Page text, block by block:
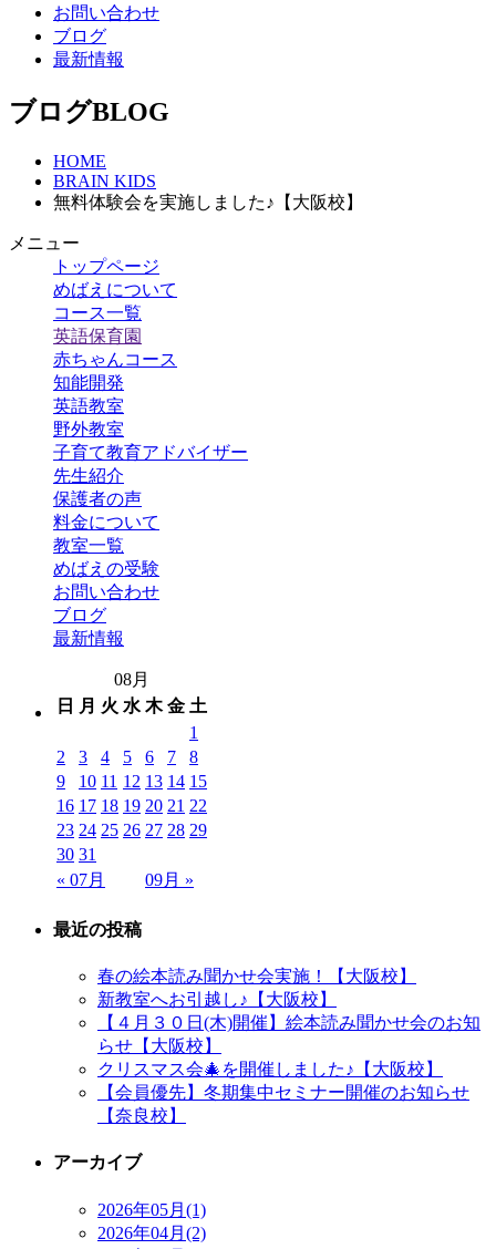
お問い合わせ
ブログ
最新情報
ブログBLOG
HOME
BRAIN KIDS
無料体験会を実施しました♪【大阪校】
メニュー
トップページ
めばえについて
コース一覧
英語保育園
赤ちゃんコース
知能開発
英語教室
野外教室
子育て教育アドバイザー
先生紹介
保護者の声
料金について
教室一覧
めばえの受験
お問い合わせ
ブログ
最新情報
08月
日
月 火 水 木 金 土
« 07月 09月 »
1
2
3 4 5 6 7
8
9
10 11 12 13 14 15
16 17 18 19 20 21 22
23 24 25 26 27 28 29
30 31
最近の投稿
春の絵本読み聞かせ会実施！【大阪校】
新教室へお引越し♪【大阪校】
【４月３０日(木)開催】絵本読み聞かせ会のお知
らせ【大阪校】
クリスマス会🎄を開催しました♪【大阪校】
【会員優先】冬期集中セミナー開催のお知らせ
【奈良校】
アーカイブ
2026年05月(1)
2026年04月(2)